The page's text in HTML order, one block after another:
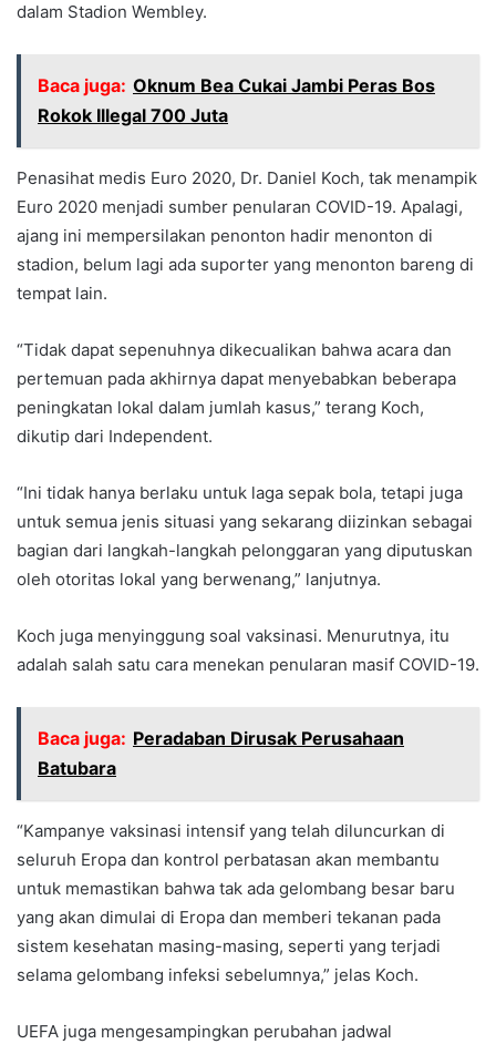
dalam Stadion Wembley.
Baca juga: Oknum Bea Cukai Jambi Peras Bos
Rokok Illegal 700 Juta
Penasihat medis Euro 2020, Dr. Daniel Koch, tak menampik
Euro 2020 menjadi sumber penularan COVID-19. Apalagi,
ajang ini mempersilakan penonton hadir menonton di
stadion, belum lagi ada suporter yang menonton bareng di
tempat lain.
“Tidak dapat sepenuhnya dikecualikan bahwa acara dan
pertemuan pada akhirnya dapat menyebabkan beberapa
peningkatan lokal dalam jumlah kasus,” terang Koch,
dikutip dari Independent.
“Ini tidak hanya berlaku untuk laga sepak bola, tetapi juga
untuk semua jenis situasi yang sekarang diizinkan sebagai
bagian dari langkah-langkah pelonggaran yang diputuskan
oleh otoritas lokal yang berwenang,” lanjutnya.
Koch juga menyinggung soal vaksinasi. Menurutnya, itu
adalah salah satu cara menekan penularan masif COVID-19.
Baca juga: Peradaban Dirusak Perusahaan
Batubara
“Kampanye vaksinasi intensif yang telah diluncurkan di
seluruh Eropa dan kontrol perbatasan akan membantu
untuk memastikan bahwa tak ada gelombang besar baru
yang akan dimulai di Eropa dan memberi tekanan pada
sistem kesehatan masing-masing, seperti yang terjadi
selama gelombang infeksi sebelumnya,” jelas Koch.
UEFA juga mengesampingkan perubahan jadwal